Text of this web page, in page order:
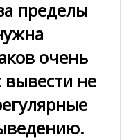
пределы
очень
вывести не